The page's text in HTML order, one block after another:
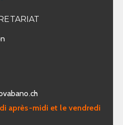
après-midi et le vendredi